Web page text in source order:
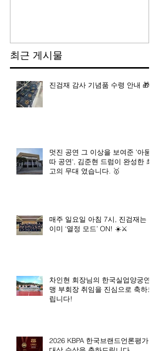
최근 게시물
진검재 감사 기념품 수령 안내 🎁
멋진 공연 그 이상을 보여준 '아묻
따 공연', 김준현 드럼이 완성한 최
고의 무대 였습니다. 🥇
매주 일요일 아침 7시, 진검재는
이미 ‘열정 모드’ ON! ☀️⚔️
차인현 회장님의 한국실업양궁연
맹 부회장 취임을 진심으로 축하드
립니다!
2026 KBPA 한국브랜드언론평가